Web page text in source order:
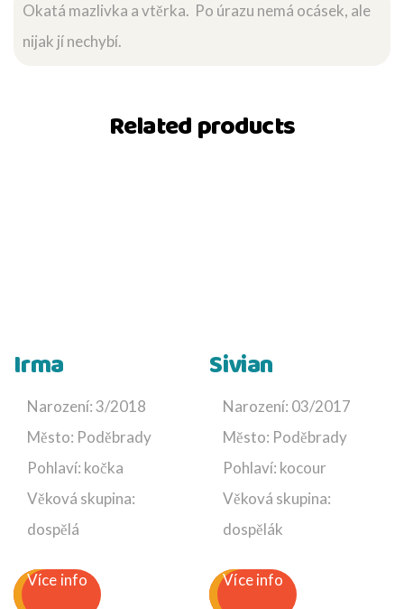
Okatá mazlivka a vtěrka. Po úrazu nemá ocásek, ale
nijak jí nechybí.
Related products
Irma
Narození: 3/2018
Město: Poděbrady
Pohlaví: kočka
Věková skupina:
dospělá
Více info
Sivian
Narození: 03/2017
Město: Poděbrady
Pohlaví: kocour
Věková skupina:
dospělák
Více info